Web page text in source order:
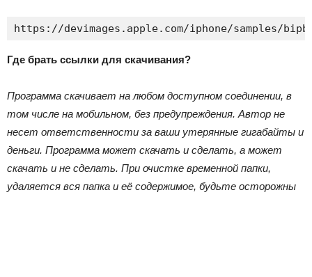
https://devimages.apple.com/iphone/samples/
Где брать ссылки для скачивания?
Программа скачивает на любом доступном соединении, в
том числе на мобильном, без предупреждения. Автор не
несет ответственности за ваши утерянные гигабайты и
деньги. Программа может скачать и сделать, а может
скачать и не сделать. При очистке временной папки,
удаляется вся папка и её содержимое, будьте осторожны